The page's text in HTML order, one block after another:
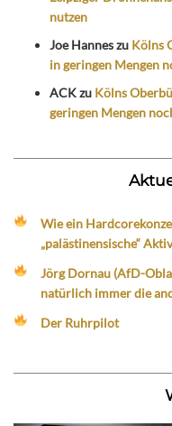
nutzen
Joe Hanneszu Kölns
in geringen Mengen
ACKzu Kölns
geringen Mengen
Wie ein
„palästinensische“
Jörg Dornau (AfD-
natürlich immer die
Der Ruhrpilot